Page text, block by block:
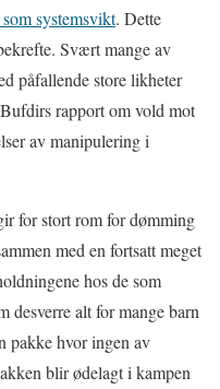
systemsvikt. Dette
Svært mange av
påfallende store likheter
rapport om vold mot
av manipulering i
for stort rom for dømming
med en fortsatt meget
hos de som
desverre alt for mange barn
pakke hvor ingen av
blir ødelagt i kampen